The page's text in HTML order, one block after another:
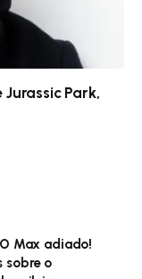
Park,
Max adiado!
sobre o